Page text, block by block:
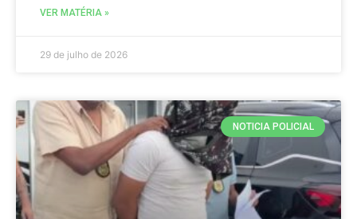
VER MATÉRIA »
29 de julho de 2026
NOTICIA POLICIAL